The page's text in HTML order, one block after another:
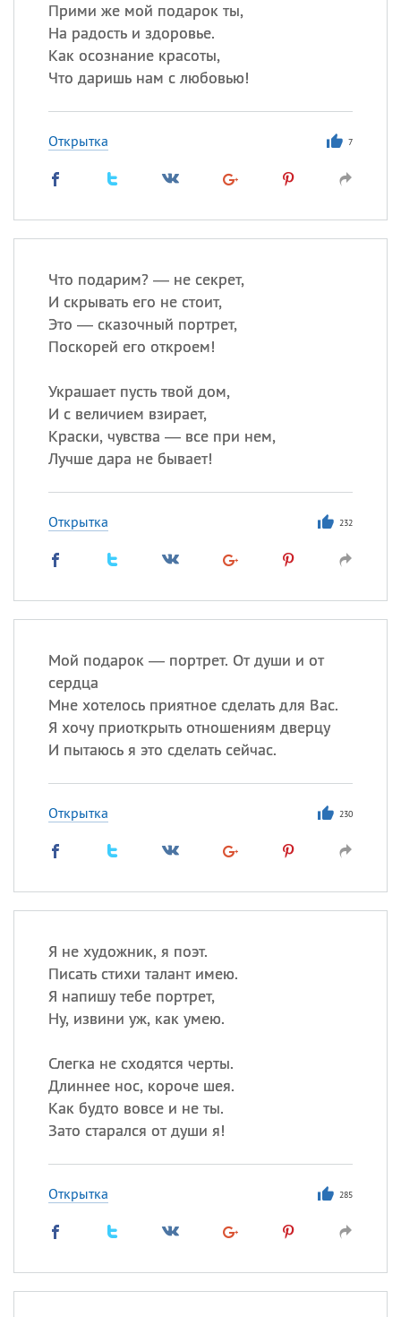
Прими же мой подарок ты,
На радость и здоровье.
Как осознание красоты,
Что даришь нам с любовью!
Открытка 7
Что подарим? — не секрет,
И скрывать его не стоит,
Это — сказочный портрет,
Поскорей его откроем!
Украшает пусть твой дом,
И с величием взирает,
Краски, чувства — все при нем,
Лучше дара не бывает!
Открытка 232
Мой подарок — портрет. От души и от
сердца
Мне хотелось приятное сделать для Вас.
Я хочу приоткрыть отношениям дверцу
И пытаюсь я это сделать сейчас.
Открытка 230
Я не художник, я поэт.
Писать стихи талант имею.
Я напишу тебе портрет,
Ну, извини уж, как умею.
Слегка не сходятся черты.
Длиннее нос, короче шея.
Как будто вовсе и не ты.
Зато старался от души я!
Открытка 285
ИМЕНА
Сегодня празднуют именины
Посмотреть значениеи
происхождение